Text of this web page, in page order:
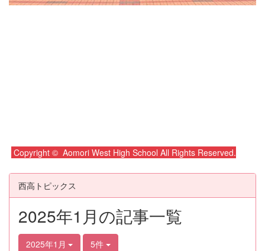
Copyright © Aomori West High School All Rights Reserved.
西高トピックス
2025年1月の記事一覧
2025年1月 5件